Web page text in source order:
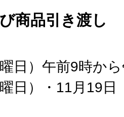
商品引き渡し
日）午前9時か
日）・11月19日